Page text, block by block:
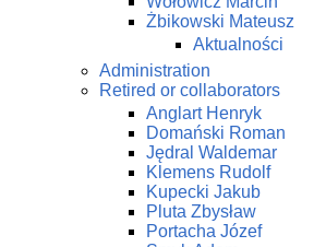
Żbikowski Mateusz
Aktualności
Administration
Retired or collaborators
Anglart Henryk
Domański Roman
Jędral Waldemar
Klemens Rudolf
Kupecki Jakub
Pluta Zbysław
Portacha Józef